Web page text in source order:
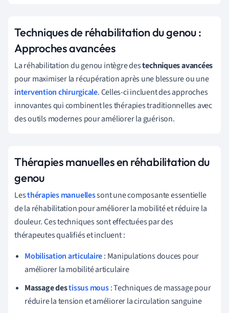
Techniques de réhabilitation du genou :
Approches avancées
La réhabilitation du genou intègre destechniques avancées
pour maximiser la récupération après une blessure ou une
intervention chirurgicale. Celles-ci incluent des approches
innovantes qui combinent les thérapies traditionnelles avec
des outils modernes pour améliorer la guérison.
Thérapies manuelles en réhabilitation du
genou
Lesthérapies manuellessont une composante essentielle
de la réhabilitation pour améliorer la mobilité et réduire la
douleur. Ces techniques sont effectuées par des
thérapeutes qualifiés et incluent :
Mobilisation articulaire: Manipulations douces pour
améliorer la mobilité articulaire
Massage destissus mous: Techniques de massage pour
réduire la tension et améliorer la circulation sanguine